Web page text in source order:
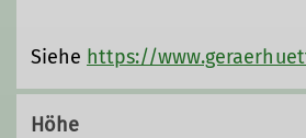
Siehe https://
Höhe